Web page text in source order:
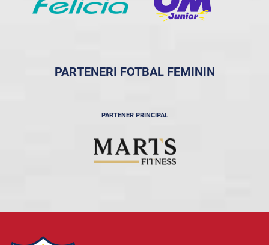
PARTENERI FOTBAL FEMININ
PARTENER PRINCIPAL